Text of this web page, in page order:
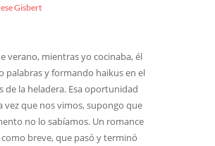
Gisbert
verano, mientras yo cocinaba, él
palabras y formando haikus en el
de la heladera. Esa oportunidad
vez que nos vimos, supongo que
no lo sabíamos. Un romance
breve, que pasó y terminó